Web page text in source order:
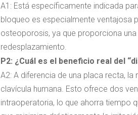
A1: Está específicamente indicada
bloqueo es especialmente ventajosa
osteoporosis, ya que proporciona
redesplazamiento.
P2: ¿Cuál es el beneficio real del
A2: A diferencia de una placa recta,
clavícula humana. Esto ofrece dos
intraoperatoria, lo que ahorra tiempo